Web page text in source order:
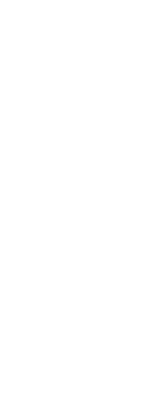
La estrecha
clave para
velocidad,